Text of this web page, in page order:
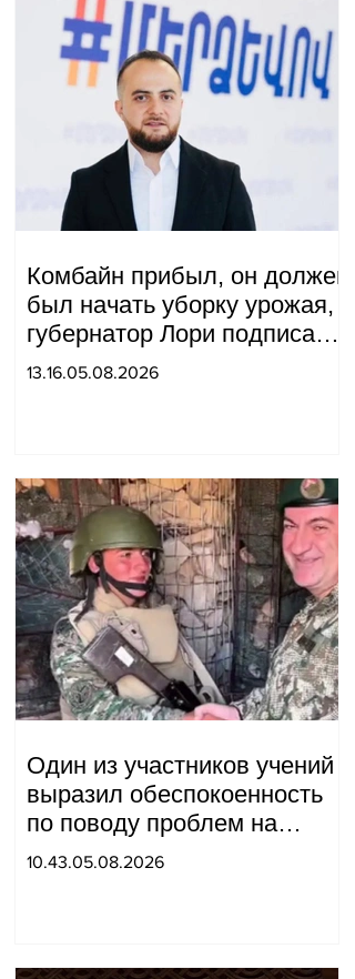
Комбайн прибыл, он должен
был начать уборку урожая,
губернатор Лори подписал
постановление о запрете
13.16.05.08.2026
Один из участников учений
выразил обеспокоенность
по поводу проблем на
одном из постов в Сюнике.
10.43.05.08.2026